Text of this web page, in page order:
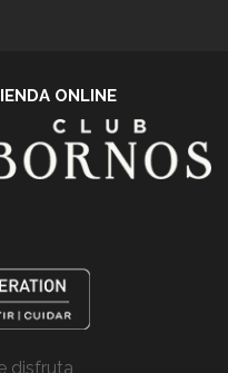
ONLINE
disfruta